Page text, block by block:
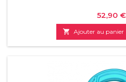
Prix
52,90 €
 Ajouter au panier